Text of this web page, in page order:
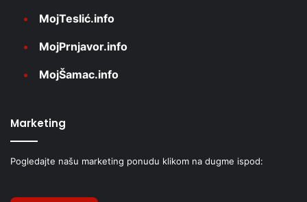
MojTeslić.info
MojPrnjavor.info
MojŠamac.info
Marketing
Pogledajte našu marketing ponudu klikom na dugme ispod: